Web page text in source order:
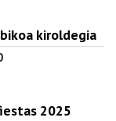
kiroldegia
2025